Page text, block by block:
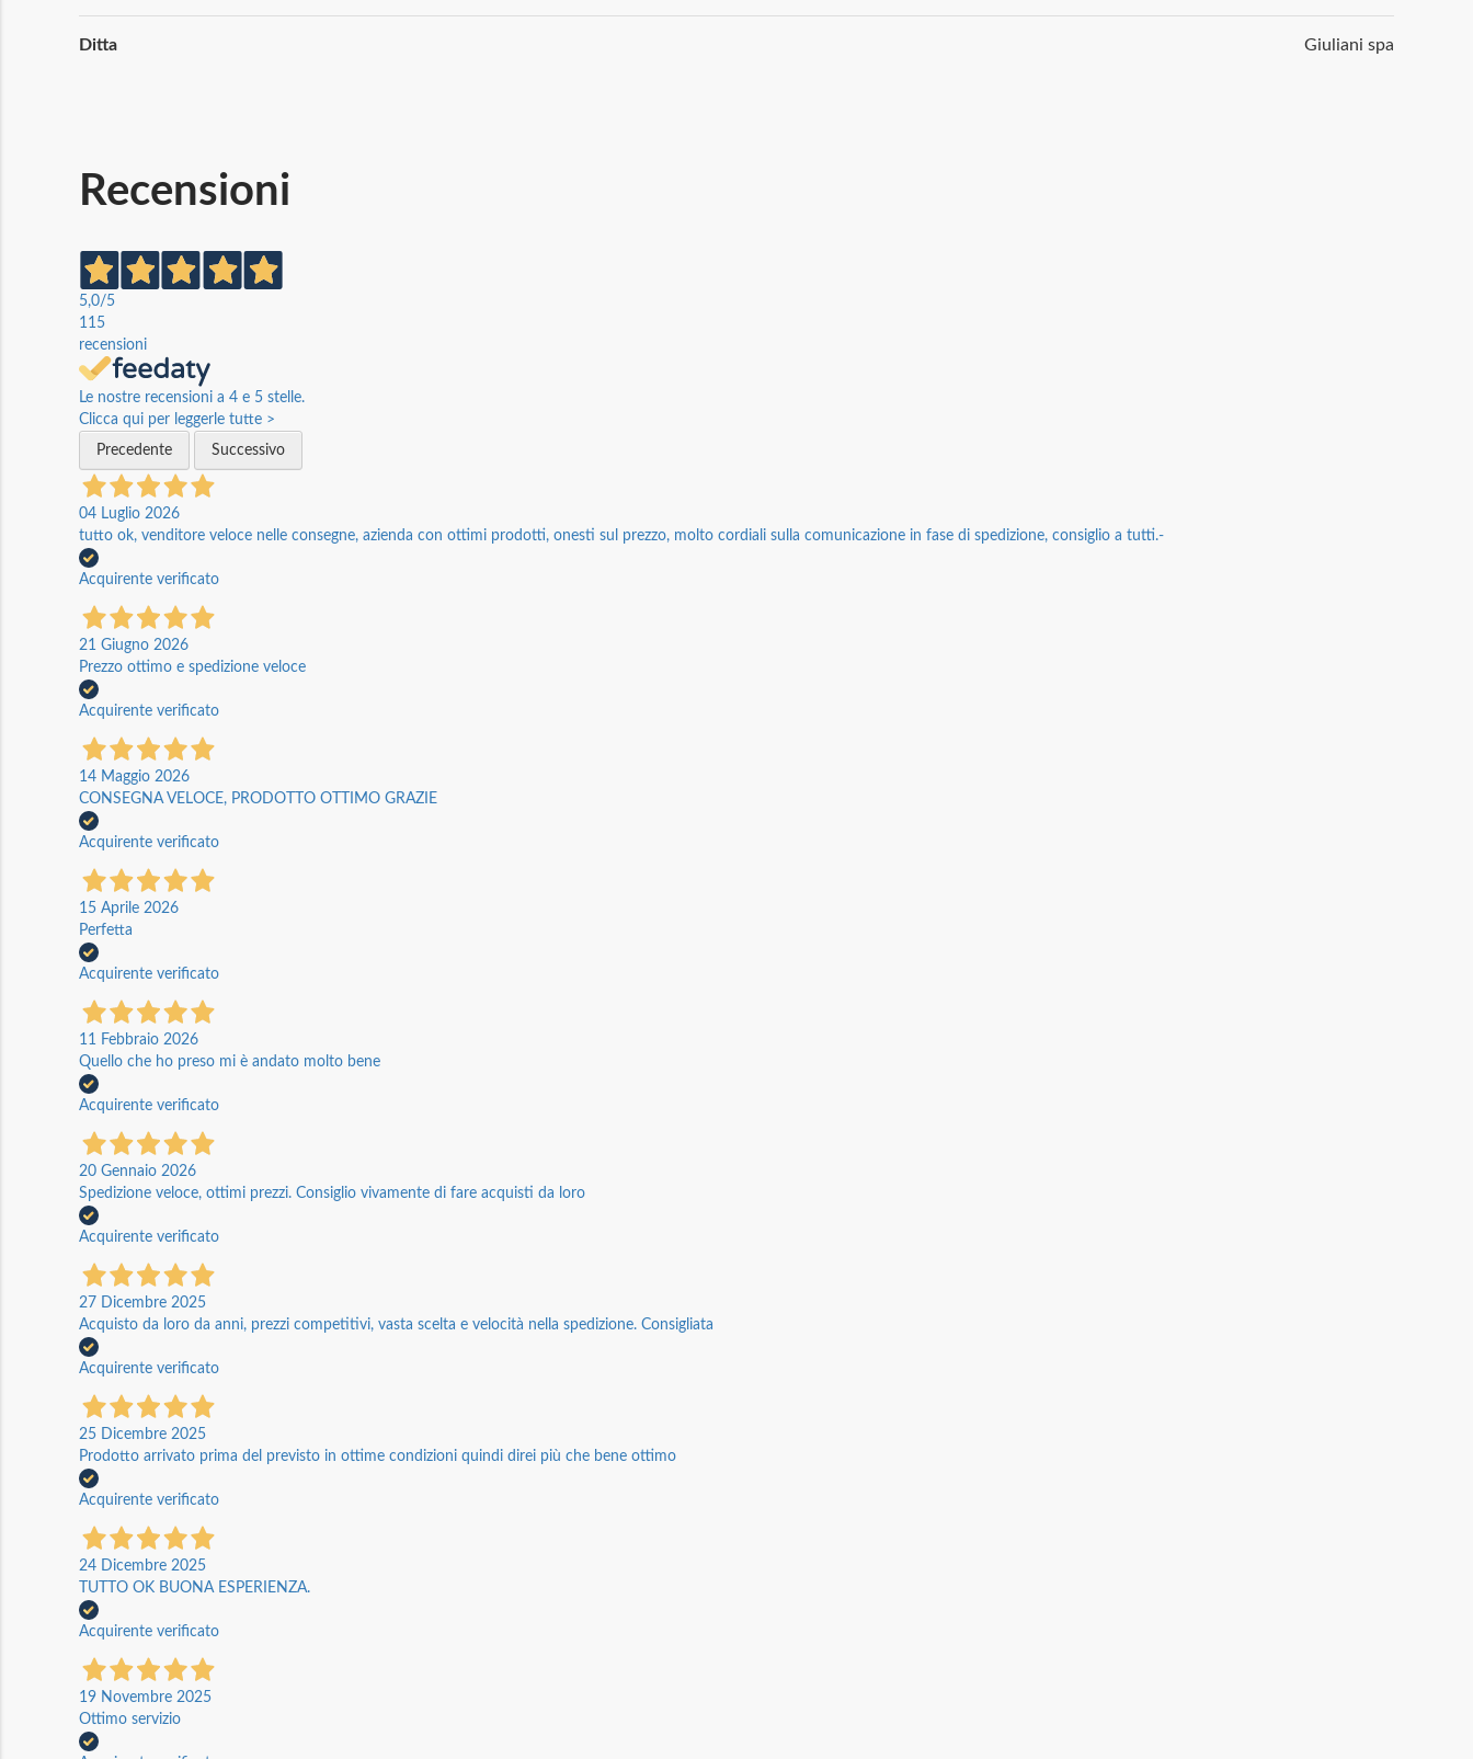
Ditta Giuliani spa
Recensioni
5,0/5
115
recensioni
Le nostre recensioni a 4 e 5 stelle.
Clicca qui per leggerle tutte >
Precedente
Successivo
04 Luglio 2026
tutto ok, venditore veloce nelle consegne, azienda con ottimi prodotti, onesti sul prezzo, molto cordiali sulla comunicazione in fase di spedizione, consiglio a tutti.-
Acquirente verificato
21 Giugno 2026
Prezzo ottimo e spedizione veloce
Acquirente verificato
14 Maggio 2026
CONSEGNA VELOCE, PRODOTTO OTTIMO GRAZIE
Acquirente verificato
15 Aprile 2026
Perfetta
Acquirente verificato
11 Febbraio 2026
Quello che ho preso mi è andato molto bene
Acquirente verificato
20 Gennaio 2026
Spedizione veloce, ottimi prezzi. Consiglio vivamente di fare acquisti da loro
Acquirente verificato
27 Dicembre 2025
Acquisto da loro da anni, prezzi competitivi, vasta scelta e velocità nella spedizione. Consigliata
Acquirente verificato
25 Dicembre 2025
Prodotto arrivato prima del previsto in ottime condizioni quindi direi più che bene ottimo
Acquirente verificato
24 Dicembre 2025
TUTTO OK BUONA ESPERIENZA.
Acquirente verificato
19 Novembre 2025
Ottimo servizio